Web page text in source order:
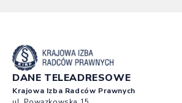
DANE TELEADRESOWE
Krajowa Izba Radców Prawnych